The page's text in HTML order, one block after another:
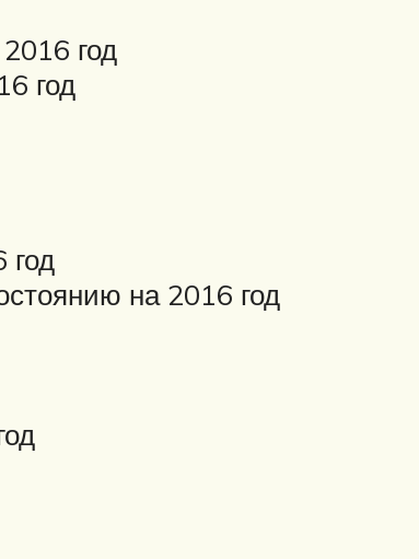
год
год
год
на 2016 год